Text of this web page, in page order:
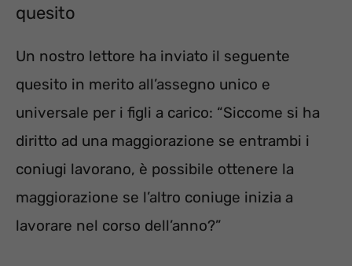
quesito
Un nostro lettore ha inviato il seguente
quesito in merito all’assegno unico e
universale per i figli a carico: “Siccome si ha
diritto ad una maggiorazione se entrambi i
coniugi lavorano, è possibile ottenere la
maggiorazione se l’altro coniuge inizia a
lavorare nel corso dell’anno?”